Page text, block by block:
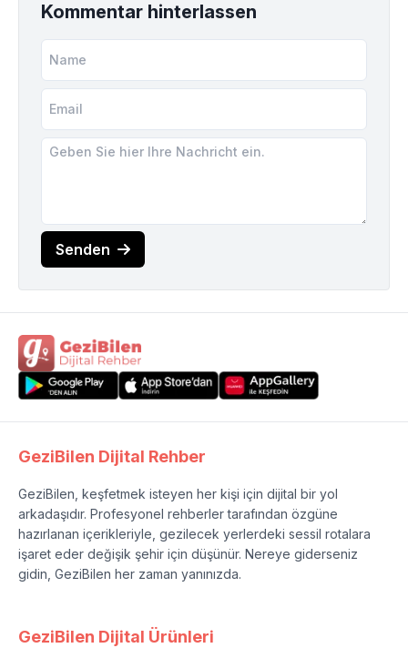
Kommentar hinterlassen
Senden
GeziBilen Dijital Rehber
GeziBilen, keşfetmek isteyen her kişi için dijital bir yol
arkadaşıdır. Profesyonel rehberler tarafından özgüne
hazırlanan içerikleriyle, gezilecek yerlerdeki sessil rotalara
işaret eder değişik şehir için düşünür. Nereye giderseniz
gidin, GeziBilen her zaman yanınızda.
GeziBilen Dijital Ürünleri